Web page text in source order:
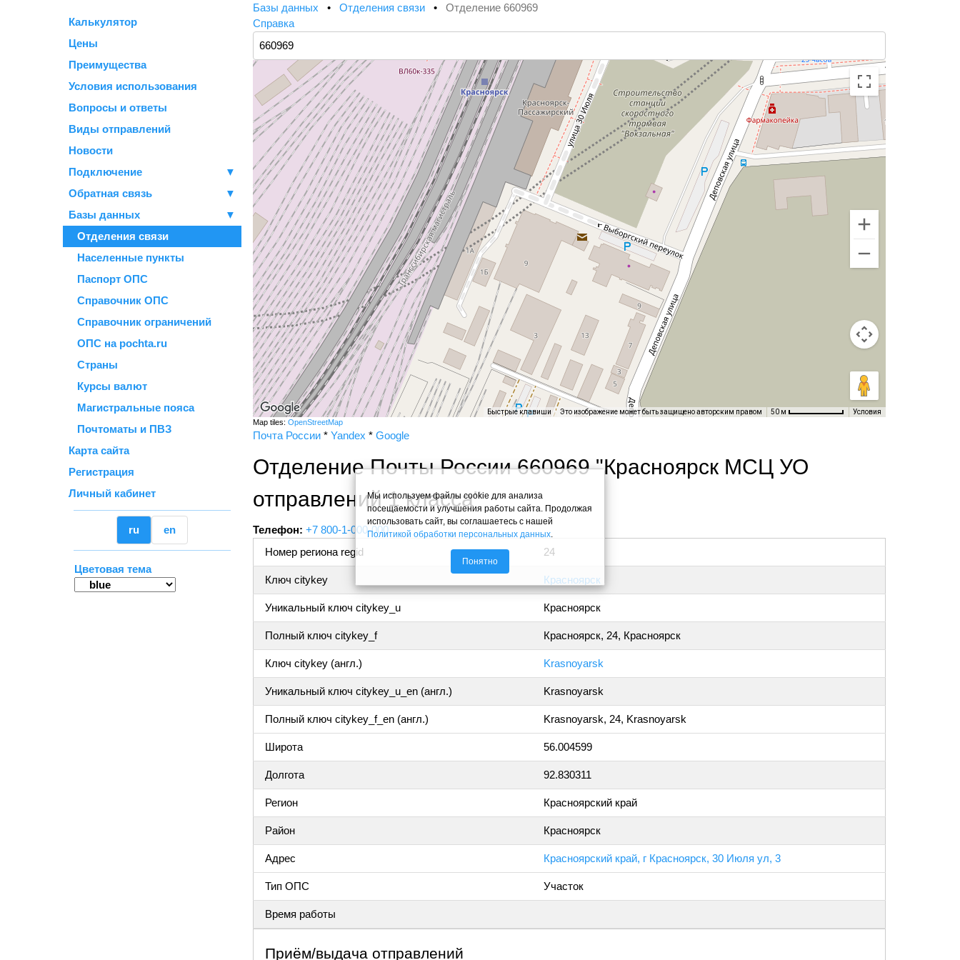
Калькулятор
Цены
Преимущества
Условия использования
Вопросы и ответы
Виды отправлений
Новости
Подключение
▼
Обратная связь
▼
Базы данных
▼
Отделения связи
Населенные пункты
Паспорт ОПС
Справочник ОПС
Справочник ограничений
ОПС на pochta.ru
Страны
Курсы валют
Магистральные пояса
Почтоматы и ПВЗ
Карта сайта
Регистрация
Личный кабинет
ru en
Цветовая тема
Базы данных • Отделения связи • Отделение 660969
Справка
Быстрые клавиши Это изображение может быть защищено авторским правом 50 м Условия
Map tiles: OpenStreetMap
Почта России * Yandex * Google
Отделение Почты России 660969 "Красноярск МСЦ УО
отправлений 1 класса"
Телефон: +7 800-1-000-000
Номер региона regid
24
Ключ citykey Красноярск
Уникальный ключ citykey_u Красноярск
Полный ключ citykey_f Красноярск, 24, Красноярск
Ключ citykey (англ.) Krasnoyarsk
Уникальный ключ citykey_u_en (англ.) Krasnoyarsk
Полный ключ citykey_f_en (англ.) Krasnoyarsk, 24, Krasnoyarsk
Широта 56.004599
Долгота 92.830311
Регион Красноярский край
Район Красноярск
Адрес Красноярский край, г Красноярск, 30 Июля ул, 3
Тип ОПС Участок
Время работы
Приём/выдача отправлений
Мы используем файлы cookie для анализа
посещаемости и улучшения работы сайта. Продолжая
использовать сайт, вы соглашаетесь с нашей
Политикой обработки персональных данных
Понятно